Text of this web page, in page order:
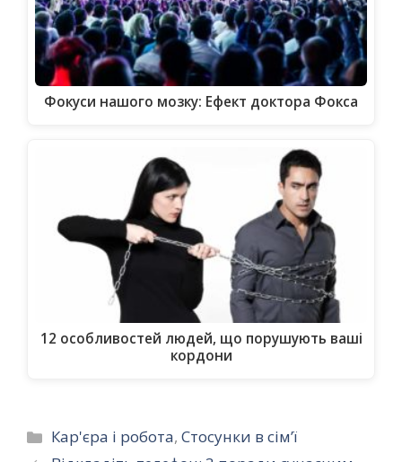
Фокуси нашого мозку: Ефект доктора Фокса
12 особливостей людей, що порушують ваші
кордони
Категорії
Кар'єра і робота,Стосунки в сім’ї